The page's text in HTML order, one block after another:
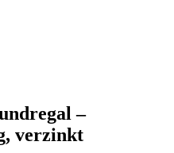
–
verzinkt